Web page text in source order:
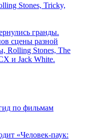
Stones, Tricky,
гранды.
сцены разной
Rolling Stones, The
и Jack White.
по фильмам
«Человек-паук: